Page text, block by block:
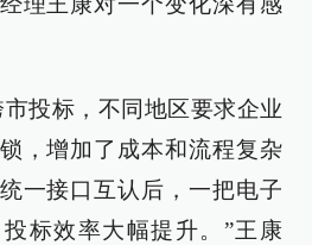
投标，不同地区要求企业
，增加了成本和流程复杂
一接口互认后，一把电子
标效率大幅提升。”王康